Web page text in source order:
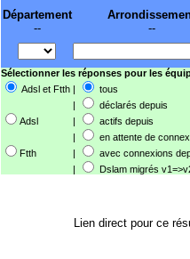
Département
--
--
Sélectionner les réponses pour les
Adsl et Ftth |
tous
|
déclarés depuis
Adsl |
actifs depuis
|
en attente de
Ftth
|
avec connexions
|
Dslam migrés
Lien direct pour ce